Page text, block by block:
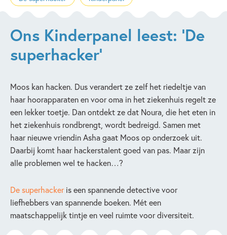
Ons Kinderpanel leest: 'De
superhacker'
Moos kan hacken. Dus verandert ze zelf het riedeltje van
haar hoorapparaten en voor oma in het ziekenhuis regelt ze
een lekker toetje. Dan ontdekt ze dat Noura, die het eten in
het ziekenhuis rondbrengt, wordt bedreigd. Samen met
haar nieuwe vriendin Asha gaat Moos op onderzoek uit.
Daarbij komt haar hackerstalent goed van pas. Maar zijn
alle problemen wel te hacken…?
De superhackeris een spannende detective voor
liefhebbers van spannende boeken. Mét een
maatschappelijk tintje en veel ruimte voor diversiteit.